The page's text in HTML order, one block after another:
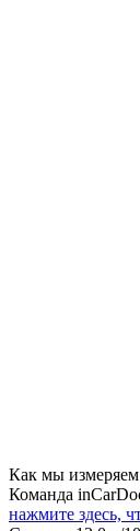
Как мы измеряем
Команда
нажмите здесь,